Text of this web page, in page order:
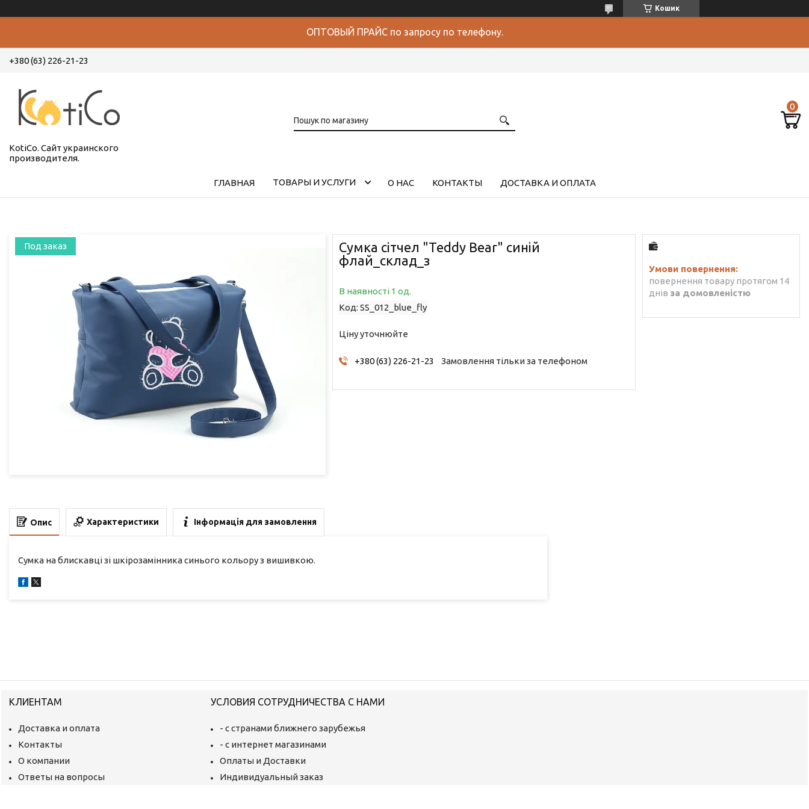
Кошик
ОПТОВЫЙ ПРАЙС по запросу по телефону.
+380 (63) 226-21-23
KotiCo. Сайт украинского
производителя.
ГЛАВНАЯ ТОВАРЫ И УСЛУГИ О НАС КОНТАКТЫ ДОСТАВКА И ОПЛАТА
Под заказ
Сумка сітчел "Teddy Bear" синій
флай_склад_з
В наявності 1 од.
Код: SS_012_blue_fly
Ціну уточнюйте
+380 (63) 226-21-23 Замовлення тільки за телефоном
повернення товару протягом 14
днів за домовленістю
Опис Характеристики Інформація для замовлення
Сумка на блискавці зі шкірозамінника синього кольору з вишивкою.
КЛИЕНТАМ
Доставка и оплата
Контакты
О компании
Ответы на вопросы
УСЛОВИЯ СОТРУДНИЧЕСТВА С НАМИ
- с странами ближнего зарубежья
- с интернет магазинами
Оплаты и Доставки
Индивидуальный заказ